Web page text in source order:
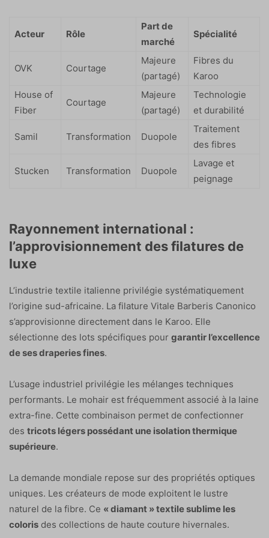
Acteur Rôle
Part de
marché
Spécialité
OVK Courtage
Majeure
(partagé)
Fibres du
Karoo
House of
Fiber
Courtage
Majeure
(partagé)
Technologie
et durabilité
Samil Transformation Duopole
Traitement
des fibres
Stucken Transformation Duopole
Lavage et
peignage
Rayonnement international :
l’approvisionnement des filatures de
luxe
L’industrie textile italienne privilégie systématiquement
l’origine sud-africaine. La filature Vitale Barberis Canonico
s’approvisionne directement dans le Karoo. Elle
sélectionne des lots spécifiques pour garantir l’excellence
de ses draperies fines.
L’usage industriel privilégie les mélanges techniques
performants. Le mohair est fréquemment associé à la laine
extra-fine. Cette combinaison permet de confectionner
des tricots légers possédant une isolation thermique
supérieure.
La demande mondiale repose sur des propriétés optiques
uniques. Les créateurs de mode exploitent le lustre
naturel de la fibre. Ce « diamant » textile sublime les
coloris des collections de haute couture hivernales.